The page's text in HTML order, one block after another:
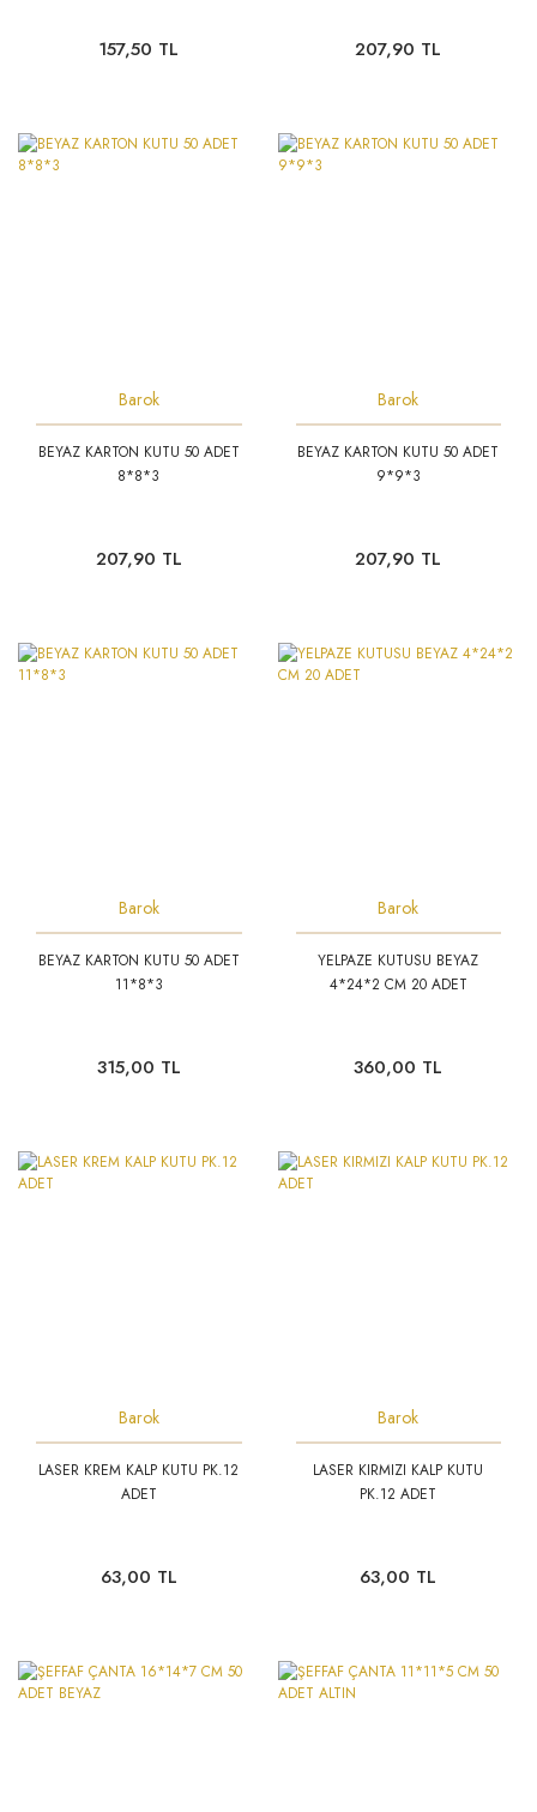
157,50 TL 207,90 TL
Barok
BEYAZ KARTON KUTU 50 ADET
8*8*3
207,90 TL
Barok
BEYAZ KARTON KUTU 50 ADET
9*9*3
207,90 TL
Barok
BEYAZ KARTON KUTU 50 ADET
11*8*3
315,00 TL
Barok
YELPAZE KUTUSU BEYAZ
4*24*2 CM 20 ADET
360,00 TL
Barok
LASER KREM KALP KUTU PK.12
ADET
63,00 TL
Barok
LASER KIRMIZI KALP KUTU
PK.12 ADET
63,00 TL